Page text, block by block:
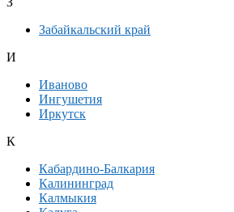
Забайкальский край
И
Иваново
Ингушетия
Иркутск
К
Кабардино-Балкария
Калининград
Калмыкия